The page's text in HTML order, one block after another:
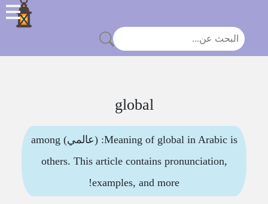
global
Meaning of global in Arabic is: (عالمي) among
others. This article contains pronunciation,
examples, and more!